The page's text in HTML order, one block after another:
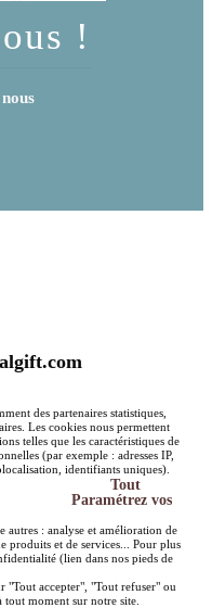
!
des partenaires statistiques,
Les cookies nous permettent
telles que les caractéristiques de
(par exemple : adresses IP,
identifiants uniques).
Tout
Paramétrez vos
autres : analyse et amélioration de
produits et de services... Pour plus
(lien dans nos pieds de
"Tout accepter", "Tout refuser" ou
moment sur notre site.